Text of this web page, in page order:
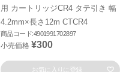
用 カートリッジCR4 タテ引き 幅
4.2mm×長さ12m CTCR4
商品コード:4901991702897
小売価格 ¥300
お気に入りに登録